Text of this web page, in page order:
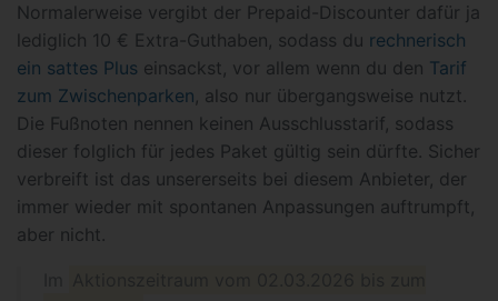
Normalerweise vergibt der Prepaid-Discounter dafür ja
lediglich 10 € Extra-Guthaben, sodass du rechnerisch
ein sattes Plus einsackst, vor allem wenn du den Tarif
zum Zwischenparken, also nur übergangsweise nutzt.
Die Fußnoten nennen keinen Ausschlusstarif, sodass
dieser folglich für jedes Paket gültig sein dürfte. Sicher
verbreift ist das unsererseits bei diesem Anbieter, der
immer wieder mit spontanen Anpassungen auftrumpft,
aber nicht.